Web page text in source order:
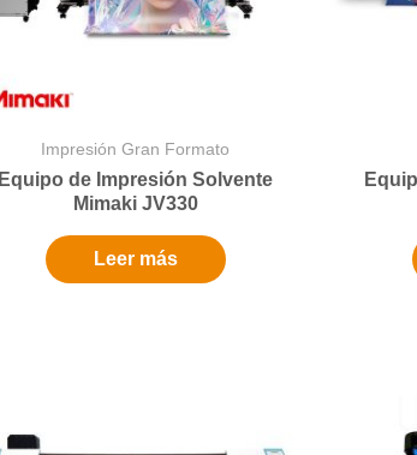
Impresión Gran Formato
Equipo de Impresión Solvente
Mimaki JV330
Leer más